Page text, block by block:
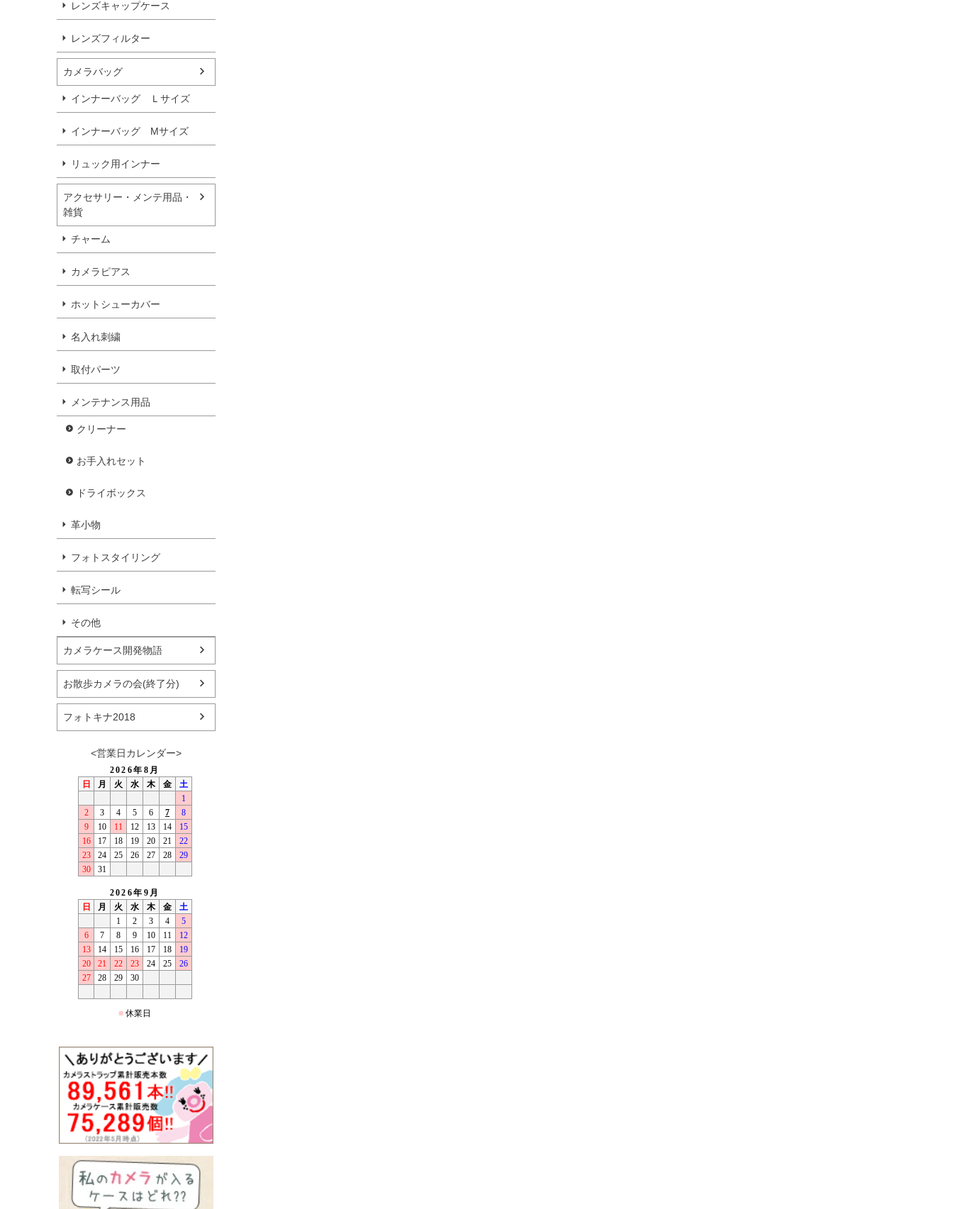
レンズキャップケース
レンズフィルター
カメラバッグ
インナーバッグ Ｌサイズ
インナーバッグ Мサイズ
リュック用インナー
アクセサリー・メンテ用品・
雑貨
チャーム
カメラピアス
ホットシューカバー
名入れ刺繍
取付パーツ
メンテナンス用品
クリーナー
お手入れセット
ドライボックス
革小物
フォトスタイリング
転写シール
その他
カメラケース開発物語
お散歩カメラの会(終了分)
フォトキナ2018
<営業日カレンダー>